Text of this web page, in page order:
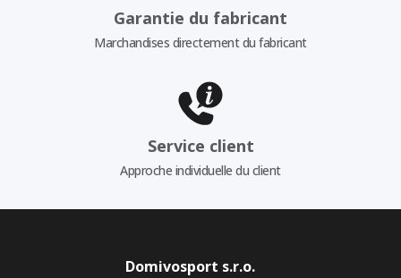
Garantie du fabricant
Marchandises directement du fabricant
Service client
Approche individuelle du client
Domivosport s.r.o.